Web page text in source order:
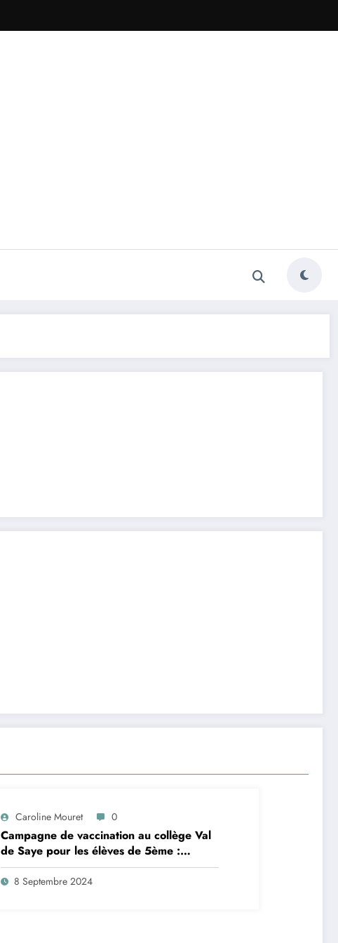
Caroline Mouret 0
Campagne de vaccination au collège Val
de Saye pour les élèves de 5ème :
inscription en ligne avant le 28
septembre 2024
8 Septembre 2024